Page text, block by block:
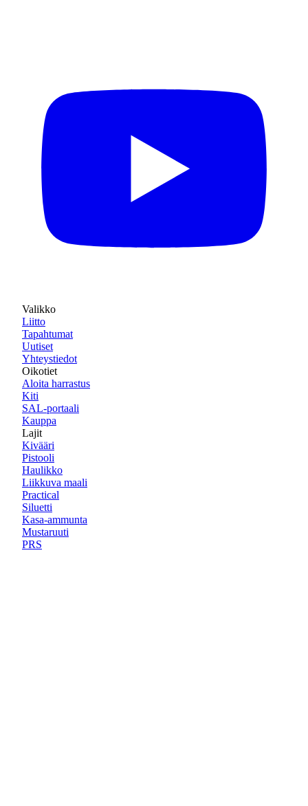
Valikko
Liitto
Tapahtumat
Uutiset
Yhteystiedot
Oikotiet
Aloita harrastus
Kiti
SAL-portaali
Kauppa
Lajit
Kivääri
Pistooli
Haulikko
Liikkuva maali
Practical
Siluetti
Kasa-ammunta
Mustaruuti
PRS